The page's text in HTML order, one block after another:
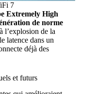
7
Extremely High
de norme
l’explosion de la
latence dans un
déjà des
et futurs